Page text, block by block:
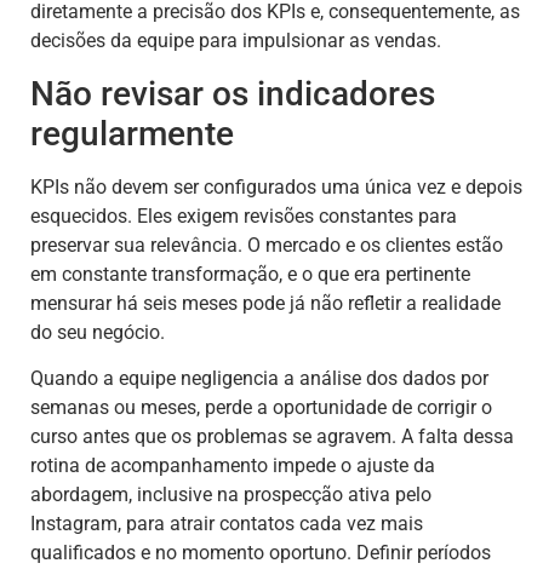
diretamente a precisão dos KPIs e, consequentemente, as
decisões da equipe para impulsionar as vendas.
Não revisar os indicadores
regularmente
KPIs não devem ser configurados uma única vez e depois
esquecidos. Eles exigem revisões constantes para
preservar sua relevância. O mercado e os clientes estão
em constante transformação, e o que era pertinente
mensurar há seis meses pode já não refletir a realidade
do seu negócio.
Quando a equipe negligencia a análise dos dados por
semanas ou meses, perde a oportunidade de corrigir o
curso antes que os problemas se agravem. A falta dessa
rotina de acompanhamento impede o ajuste da
abordagem, inclusive na prospecção ativa pelo
Instagram, para atrair contatos cada vez mais
qualificados e no momento oportuno. Definir períodos